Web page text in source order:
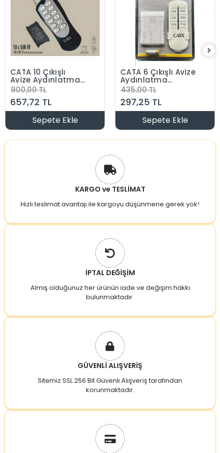
CATA 10 Çıkışlı
Avize Aydınlatma
Kumandası
10x1000w 10lu
Wireless Kontrol
IP20 220 Volt
900,00 TL
657,72 TL
Sepete Ekle
CATA 6 Çıkışlı Avize
Aydınlatma
Kumandası
6x1000w 6lı
Wireless Kontrol
IP20 220 Volt
435,00 TL
297,25 TL
Sepete Ekle
KARGO ve TESLİMAT
Hızlı teslimat avantajı ile kargoyu düşünmene gerek yok!
İPTAL DEĞİŞİM
Almış olduğunuz her ürünün iade ve değişim hakkı
bulunmaktadır.
GÜVENLİ ALIŞVERİŞ
Sitemiz SSL 256 Bit Güvenli Alışveriş tarafından
korunmaktadır.